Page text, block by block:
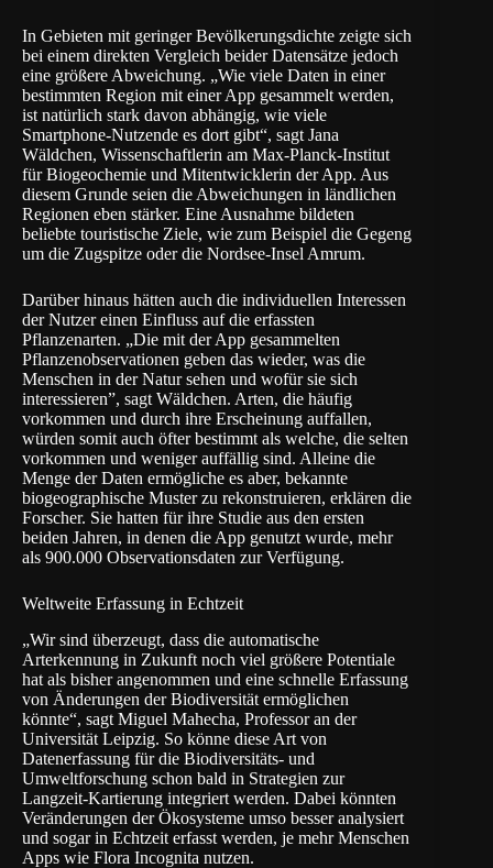
In Gebieten mit geringer Bevölkerungsdichte zeigte sich
bei einem direkten Vergleich beider Datensätze jedoch
eine größere Abweichung. „Wie viele Daten in einer
bestimmten Region mit einer App gesammelt werden,
ist natürlich stark davon abhängig, wie viele
Smartphone-Nutzende es dort gibt“, sagt Jana
Wäldchen, Wissenschaftlerin am Max-Planck-Institut
für Biogeochemie und Mitentwicklerin der App. Aus
diesem Grunde seien die Abweichungen in ländlichen
Regionen eben stärker. Eine Ausnahme bildeten
beliebte touristische Ziele, wie zum Beispiel die Gegeng
um die Zugspitze oder die Nordsee-Insel Amrum.
Darüber hinaus hätten auch die individuellen Interessen
der Nutzer einen Einfluss auf die erfassten
Pflanzenarten. „Die mit der App gesammelten
Pflanzenobservationen geben das wieder, was die
Menschen in der Natur sehen und wofür sie sich
interessieren”, sagt Wäldchen. Arten, die häufig
vorkommen und durch ihre Erscheinung auffallen,
würden somit auch öfter bestimmt als welche, die selten
vorkommen und weniger auffällig sind. Alleine die
Menge der Daten ermögliche es aber, bekannte
biogeographische Muster zu rekonstruieren, erklären die
Forscher. Sie hatten für ihre Studie aus den ersten
beiden Jahren, in denen die App genutzt wurde, mehr
als 900.000 Observationsdaten zur Verfügung.
Weltweite Erfassung in Echtzeit
„Wir sind überzeugt, dass die automatische
Arterkennung in Zukunft noch viel größere Potentiale
hat als bisher angenommen und eine schnelle Erfassung
von Änderungen der Biodiversität ermöglichen
könnte“, sagt Miguel Mahecha, Professor an der
Universität Leipzig. So könne diese Art von
Datenerfassung für die Biodiversitäts- und
Umweltforschung schon bald in Strategien zur
Langzeit-Kartierung integriert werden. Dabei könnten
Veränderungen der Ökosysteme umso besser analysiert
und sogar in Echtzeit erfasst werden, je mehr Menschen
Apps wie Flora Incognita nutzen.